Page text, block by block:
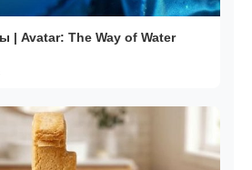
| Avatar: The Way of Water